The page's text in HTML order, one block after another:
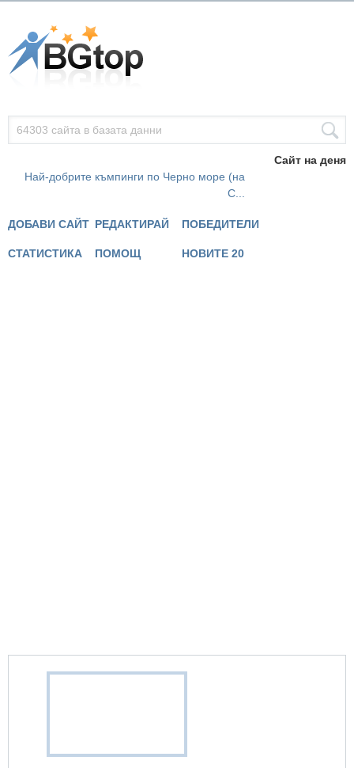
Сайт на деня
Най-добрите къмпинги по Черно море (на
С...
ДОБАВИ САЙТ РЕДАКТИРАЙ ПОБЕДИТЕЛИ
СТАТИСТИКА ПОМОЩ НОВИТЕ 20